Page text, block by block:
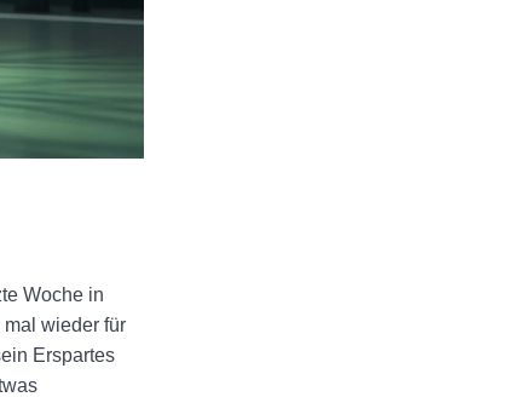
Woche in
wieder für
Erspartes